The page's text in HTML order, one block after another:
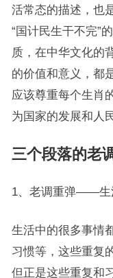
活常态的描述，也
“国计民生干不完”
质，在中华文化的
的价值和意义，都
应该尊重每个生肖
为国家的发展和人
三个段落的老
1、老调重弹——生
生活中的很多事情
习惯等，这些重复
但正是这些重复和